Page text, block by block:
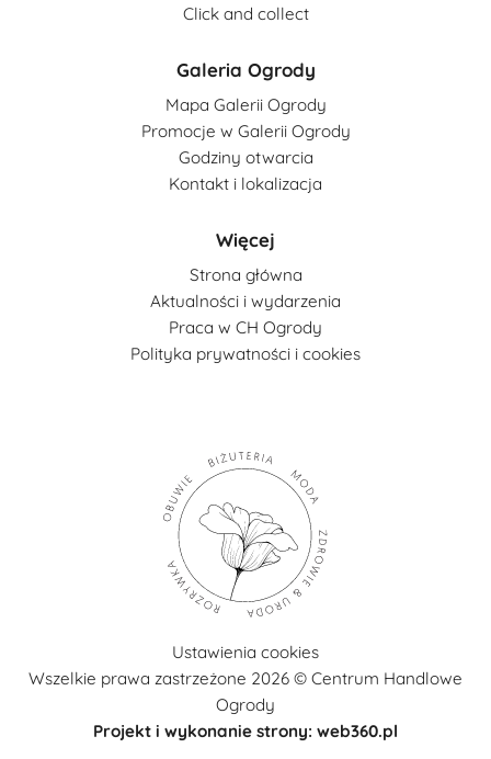
Click and collect
Galeria Ogrody
Mapa Galerii Ogrody
Promocje w Galerii Ogrody
Godziny otwarcia
Kontakt i lokalizacja
Więcej
Strona główna
Aktualności i wydarzenia
Praca w CH Ogrody
Polityka prywatności i cookies
Ustawienia cookies
Wszelkie prawa zastrzeżone 2026 © Centrum Handlowe
Ogrody
Projekt i wykonanie strony: web360.pl